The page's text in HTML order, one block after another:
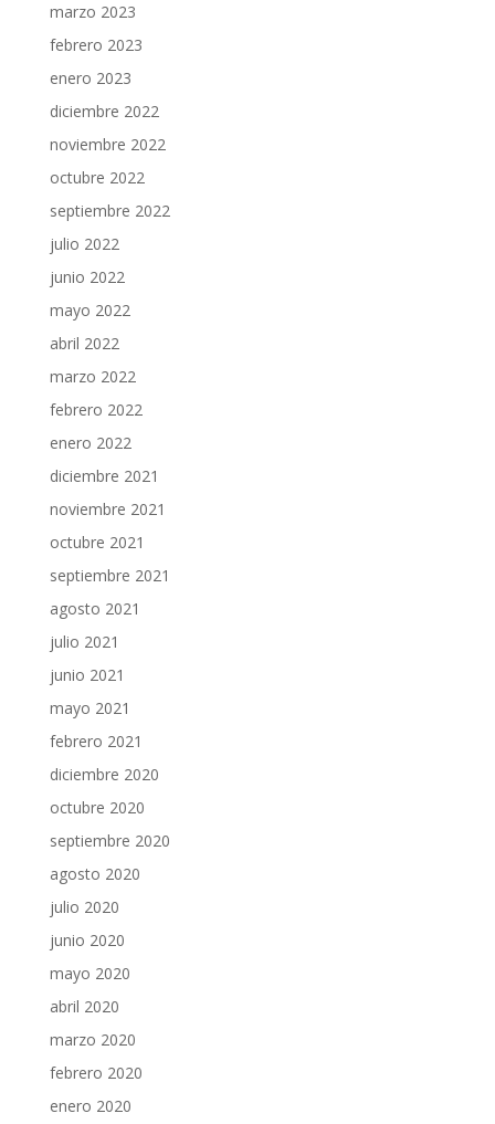
marzo 2023
febrero 2023
enero 2023
diciembre 2022
noviembre 2022
octubre 2022
septiembre 2022
julio 2022
junio 2022
mayo 2022
abril 2022
marzo 2022
febrero 2022
enero 2022
diciembre 2021
noviembre 2021
octubre 2021
septiembre 2021
agosto 2021
julio 2021
junio 2021
mayo 2021
febrero 2021
diciembre 2020
octubre 2020
septiembre 2020
agosto 2020
julio 2020
junio 2020
mayo 2020
abril 2020
marzo 2020
febrero 2020
enero 2020